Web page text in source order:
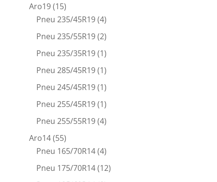
Aro19(15)
Pneu 235/45R19(4)
Pneu 235/55R19(2)
Pneu 235/35R19(1)
Pneu 285/45R19(1)
Pneu 245/45R19(1)
Pneu 255/45R19(1)
Pneu 255/55R19(4)
Aro14(55)
Pneu 165/70R14(4)
Pneu 175/70R14(12)